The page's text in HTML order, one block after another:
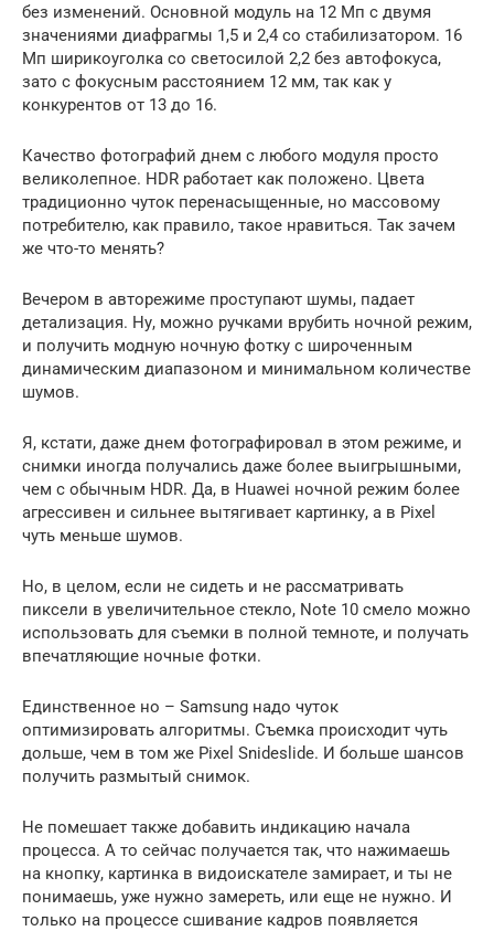
без изменений. Основной модуль на 12 Мп с двумя
значениями диафрагмы 1,5 и 2,4 со стабилизатором. 16
Мп ширикоуголка со светосилой 2,2 без автофокуса,
зато с фокусным расстоянием 12 мм, так как у
конкурентов от 13 до 16.
Качество фотографий днем с любого модуля просто
великолепное. HDR работает как положено. Цвета
традиционно чуток перенасыщенные, но массовому
потребителю, как правило, такое нравиться. Так зачем
же что-то менять?
Вечером в авторежиме проступают шумы, падает
детализация. Ну, можно ручками врубить ночной режим,
и получить модную ночную фотку с широченным
динамическим диапазоном и минимальном количестве
шумов.
Я, кстати, даже днем фотографировал в этом режиме, и
снимки иногда получались даже более выигрышными,
чем с обычным HDR. Да, в Huawei ночной режим более
агрессивен и сильнее вытягивает картинку, а в Pixel
чуть меньше шумов.
Но, в целом, если не сидеть и не рассматривать
пиксели в увеличительное стекло, Note 10 смело можно
использовать для съемки в полной темноте, и получать
впечатляющие ночные фотки.
Единственное но – Samsung надо чуток
оптимизировать алгоритмы. Съемка происходит чуть
дольше, чем в том же Pixel Snideslide. И больше шансов
получить размытый снимок.
Не помешает также добавить индикацию начала
процесса. А то сейчас получается так, что нажимаешь
на кнопку, картинка в видоискателе замирает, и ты не
понимаешь, уже нужно замереть, или еще не нужно. И
только на процессе сшивание кадров появляется